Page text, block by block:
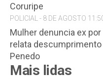
Coruripe
POLICIAL - 8 DE AGOSTO
Mulher denuncia ex
relata
Penedo
Mais lidas